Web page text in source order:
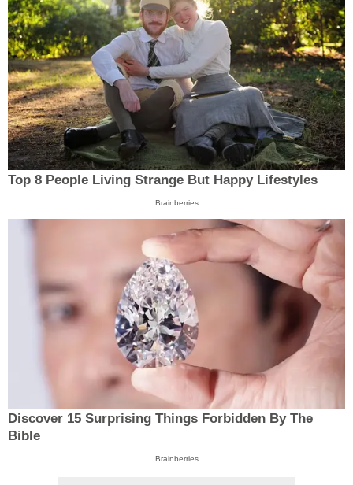
Top 8 People Living Strange But Happy Lifestyles
Brainberries
Discover 15 Surprising Things Forbidden By The
Bible
Brainberries